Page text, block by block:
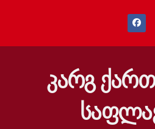
კარგ